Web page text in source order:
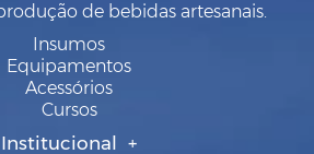
de bebidas artesanais.
Insumos
Equipamentos
Acessórios
Cursos
Institucional